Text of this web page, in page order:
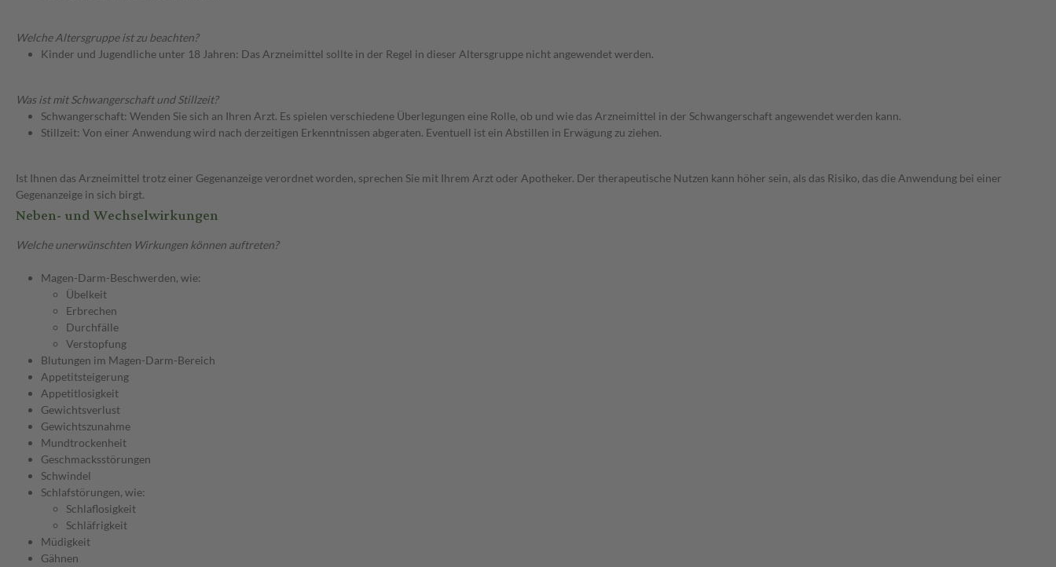
Welche Altersgruppe ist zu beachten?
Kinder und Jugendliche unter 18 Jahren: Das Arzneimittel sollte in der Regel in dieser Altersgruppe nicht angewendet werden.
Was ist mit Schwangerschaft und Stillzeit?
Schwangerschaft: Wenden Sie sich an Ihren Arzt. Es spielen verschiedene Überlegungen eine Rolle, ob und wie das Arzneimittel in der Schwangerschaft angewendet werden kann.
Stillzeit: Von einer Anwendung wird nach derzeitigen Erkenntnissen abgeraten. Eventuell ist ein Abstillen in Erwägung zu ziehen.
Ist Ihnen das Arzneimittel trotz einer Gegenanzeige verordnet worden, sprechen Sie mit Ihrem Arzt oder Apotheker. Der therapeutische Nutzen kann höher sein, als das Risiko, das die Anwendung bei einer
Gegenanzeige in sich birgt.
Neben- und Wechselwirkungen
Welche unerwünschten Wirkungen können auftreten?
Magen-Darm-Beschwerden, wie:
Übelkeit
Erbrechen
Durchfälle
Verstopfung
Blutungen im Magen-Darm-Bereich
Appetitsteigerung
Appetitlosigkeit
Gewichtsverlust
Gewichtszunahme
Mundtrockenheit
Geschmacksstörungen
Schwindel
Schlafstörungen, wie:
Schlaflosigkeit
Schläfrigkeit
Müdigkeit
Gähnen